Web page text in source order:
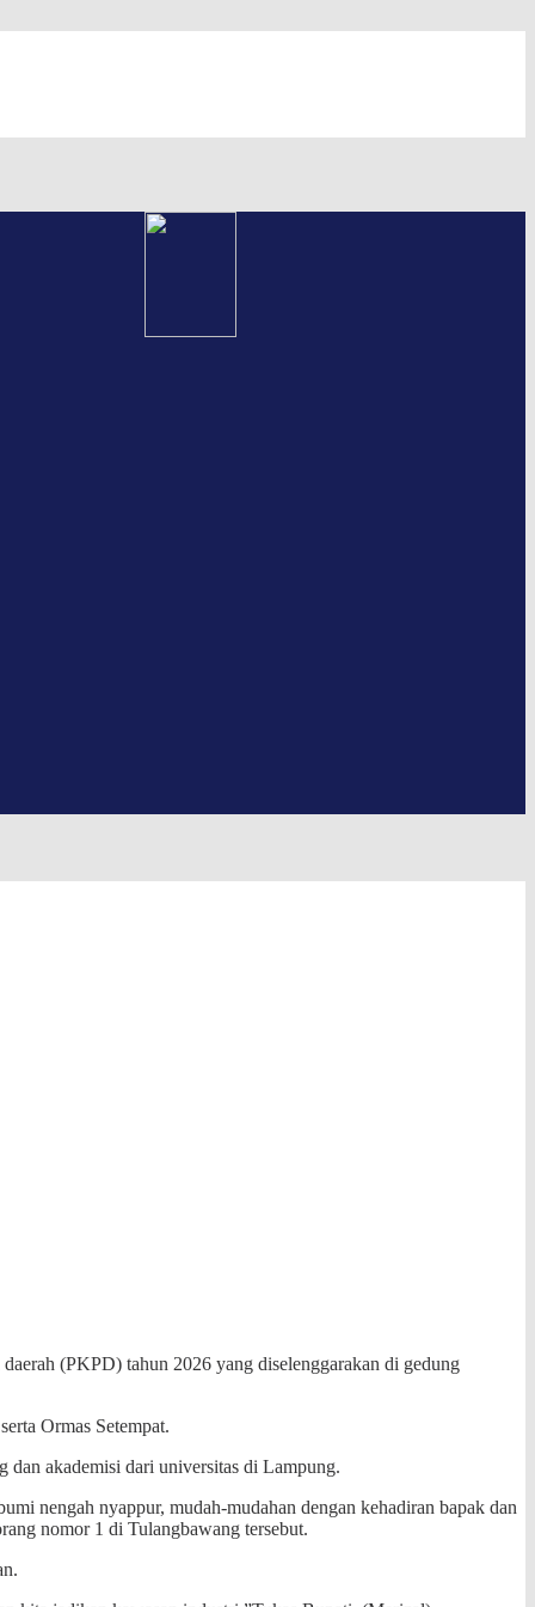
(PKPD) tahun 2026 yang diselenggarakan di gedung
Ormas Setempat.
dan akademisi dari universitas di Lampung.
nengah nyappur, mudah-mudahan dengan kehadiran bapak dan
nomor 1 di Tulangbawang tersebut.